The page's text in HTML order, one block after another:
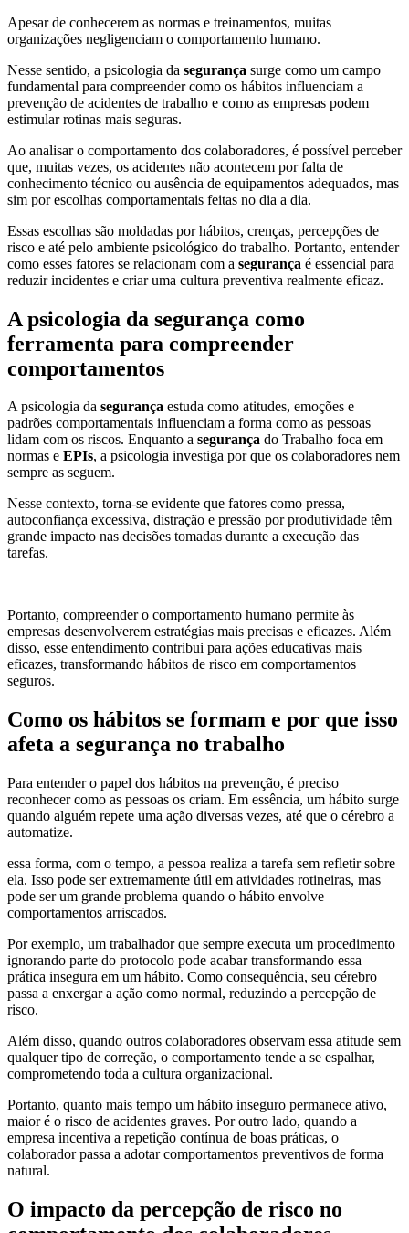
Apesar de conhecerem as normas e treinamentos, muitas
organizações negligenciam o comportamento humano.
Nesse sentido, a psicologia da segurança surge como um campo
fundamental para compreender como os hábitos influenciam a
prevenção de acidentes de trabalho e como as empresas podem
estimular rotinas mais seguras.
Ao analisar o comportamento dos colaboradores, é possível perceber
que, muitas vezes, os acidentes não acontecem por falta de
conhecimento técnico ou ausência de equipamentos adequados, mas
sim por escolhas comportamentais feitas no dia a dia.
Essas escolhas são moldadas por hábitos, crenças, percepções de
risco e até pelo ambiente psicológico do trabalho. Portanto, entender
como esses fatores se relacionam com a segurança é essencial para
reduzir incidentes e criar uma cultura preventiva realmente eficaz.
A psicologia da segurança como
ferramenta para compreender
comportamentos
A psicologia da segurança estuda como atitudes, emoções e
padrões comportamentais influenciam a forma como as pessoas
lidam com os riscos. Enquanto a segurança do Trabalho foca em
normas e EPIs, a psicologia investiga por que os colaboradores nem
sempre as seguem.
Nesse contexto, torna-se evidente que fatores como pressa,
autoconfiança excessiva, distração e pressão por produtividade têm
grande impacto nas decisões tomadas durante a execução das
tarefas.
Portanto, compreender o comportamento humano permite às
empresas desenvolverem estratégias mais precisas e eficazes. Além
disso, esse entendimento contribui para ações educativas mais
eficazes, transformando hábitos de risco em comportamentos
seguros.
Como os hábitos se formam e por que isso
afeta a segurança no trabalho
Para entender o papel dos hábitos na prevenção, é preciso
reconhecer como as pessoas os criam. Em essência, um hábito surge
quando alguém repete uma ação diversas vezes, até que o cérebro a
automatize.
essa forma, com o tempo, a pessoa realiza a tarefa sem refletir sobre
ela. Isso pode ser extremamente útil em atividades rotineiras, mas
pode ser um grande problema quando o hábito envolve
comportamentos arriscados.
Por exemplo, um trabalhador que sempre executa um procedimento
ignorando parte do protocolo pode acabar transformando essa
prática insegura em um hábito. Como consequência, seu cérebro
passa a enxergar a ação como normal, reduzindo a percepção de
risco.
Além disso, quando outros colaboradores observam essa atitude sem
qualquer tipo de correção, o comportamento tende a se espalhar,
comprometendo toda a cultura organizacional.
Portanto, quanto mais tempo um hábito inseguro permanece ativo,
maior é o risco de acidentes graves. Por outro lado, quando a
empresa incentiva a repetição contínua de boas práticas, o
colaborador passa a adotar comportamentos preventivos de forma
natural.
O impacto da percepção de risco no